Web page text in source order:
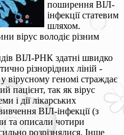
поширення ВІЛ-
інфекції статевим
шляхом.
вірус володіє різним
ВІЛ-РНК здатні швидко
різнорідних ліній -
вірусному геномі страждає
пацієнт, так як вірус
і дії лікарських
ВІЛ-інфекції (з
та описали чотири
розрізнялися. Інше